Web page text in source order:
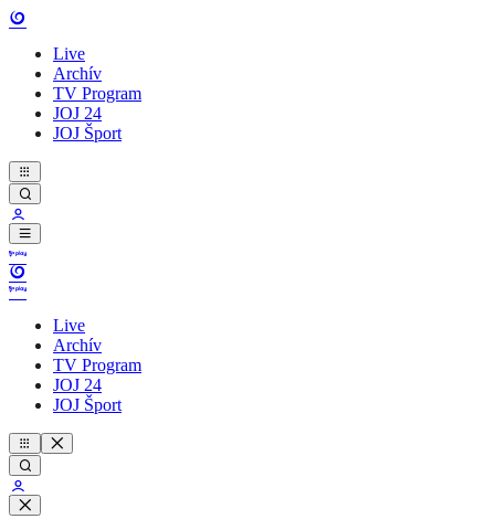
Live
Archív
TV Program
JOJ 24
JOJ Šport
Live
Archív
TV Program
JOJ 24
JOJ Šport